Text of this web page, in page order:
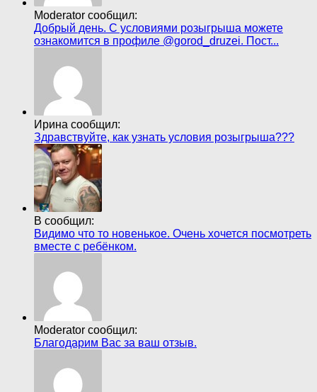
Moderator сообщил:
Добрый день. С условиями розыгрыша можете
ознакомится в профиле @gorod_druzei. Пост...
Ирина сообщил:
Здравствуйте, как узнать условия розыгрыша???
В сообщил:
Видимо что то новенькое. Очень хочется посмотреть
вместе с ребёнком.
Moderator сообщил:
Благодарим Вас за ваш отзыв.